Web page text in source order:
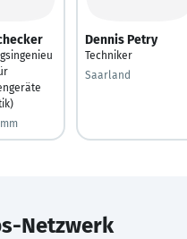
Dennis Petry
Techniker
Saarland
Netzwerk